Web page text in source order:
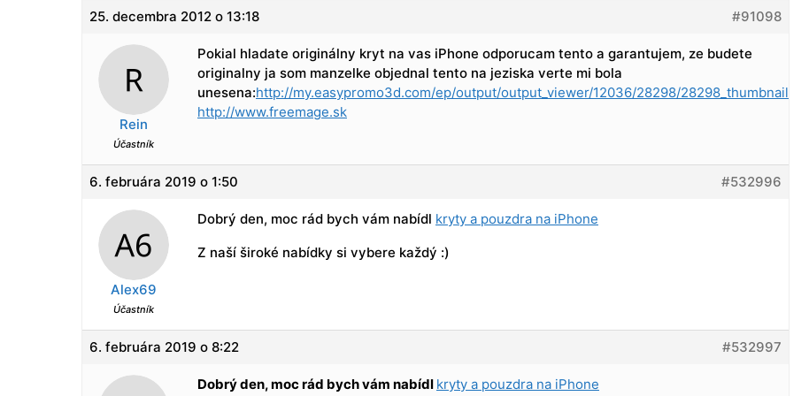
25. decembra 2012 o 13:18 #91098
Rein
Účastník
Pokial hladate originálny kryt na vas iPhone odporucam tento a garantujem, ze budete
originalny ja som manzelke objednal tento na jeziska verte mi bola
unesena:http://my.easypromo3d.com/ep/output/output_viewer/12036/28298/28298_thumbnail.png
http://www.freemage.sk
6. februára 2019 o 1:50 #532996
Alex69
Účastník
Dobrý den, moc rád bych vám nabídl kryty a pouzdra na iPhone
Z naší široké nabídky si vybere každý :)
6. februára 2019 o 8:22 #532997
Dobrý den, moc rád bych vám nabídl kryty a pouzdra na iPhone